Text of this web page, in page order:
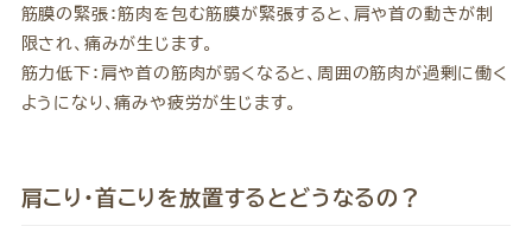
筋膜の緊張：筋肉を包む筋膜が緊張すると、肩や首の動きが制
限され、痛みが生じます。
筋力低下：肩や首の筋肉が弱くなると、周囲の筋肉が過剰に働く
ようになり、痛みや疲労が生じます。
肩こり・首こりを放置するとどうなるの？